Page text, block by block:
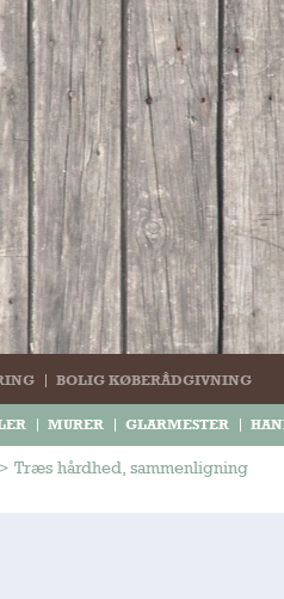
BOLIG KØBERÅDGIVNING
MURER GLARMESTER
> Træs hårdhed, sammenligning